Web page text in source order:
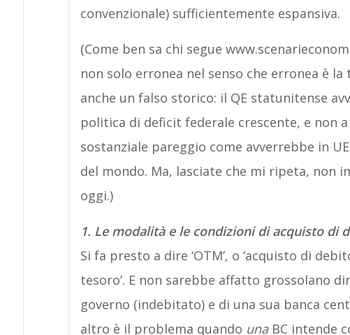
convenzionale) sufficientemente espansiva.
(Come ben sa chi segue
non solo erronea nel senso che erronea è
anche un falso storico: il QE statunitense
politica di deficit federale crescente, e non
sostanziale pareggio come avverrebbe in
del mondo. Ma, lasciate che mi ripeta, non
oggi.)
1. Le modalità e le condizioni di acquisto di
Si fa presto a dire ‘OTM’, o ‘acquisto di
tesoro’. E non sarebbe affatto grossolano
governo (indebitato) e di una sua banca
altro è il problema quando unaBC intende